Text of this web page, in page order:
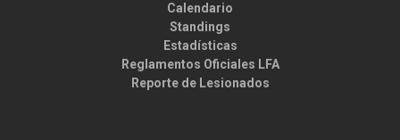
Calendario
Standings
Estadísticas
Reglamentos Oficiales LFA
Reporte de Lesionados